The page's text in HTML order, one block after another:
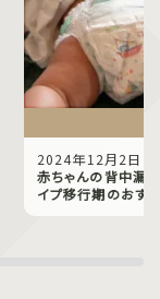
2024年12月2日
赤ちゃんの背中漏
イプ移行期のおす